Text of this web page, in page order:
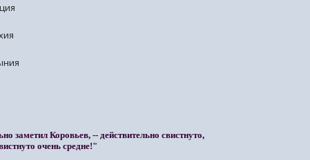
заметил Коровьев, -- действительно свистнуто,
очень средне!"